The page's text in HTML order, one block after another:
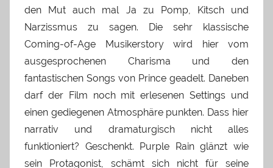
den Mut auch mal Ja zu Pomp, Kitsch und
Narzissmus zu sagen. Die sehr klassische
Coming-of-Age Musikerstory wird hier vom
ausgesprochenen Charisma und den
fantastischen Songs von Prince geadelt. Daneben
darf der Film noch mit erlesenen Settings und
einen gediegenen Atmosphäre punkten. Dass hier
narrativ und dramaturgisch nicht alles
funktioniert? Geschenkt. Purple Rain glänzt wie
sein Protagonist, schämt sich nicht für seine